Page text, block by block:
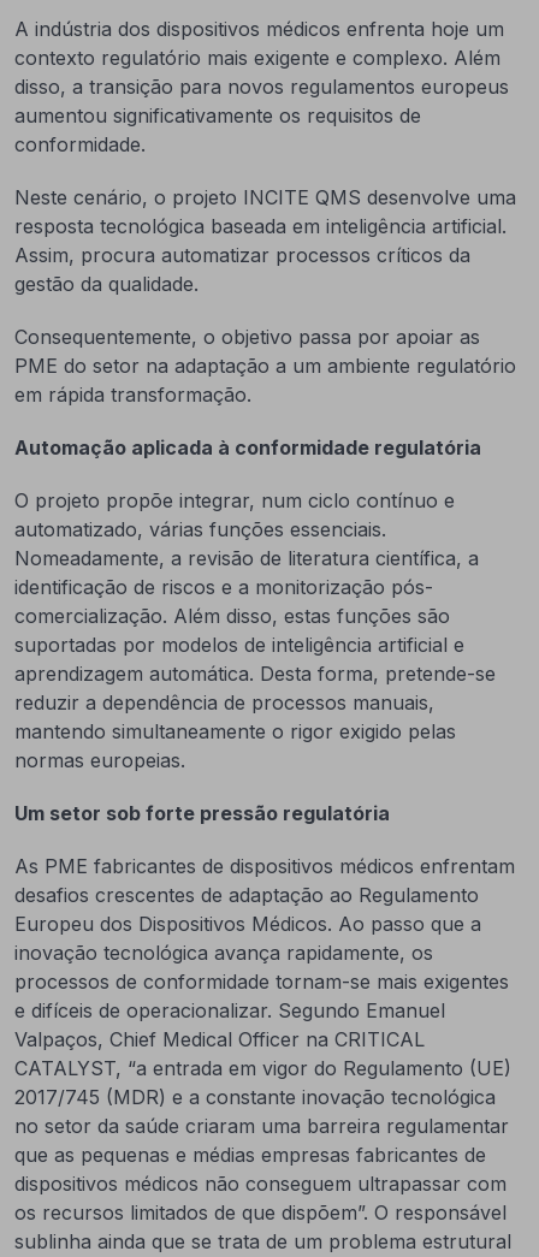
A indústria dos dispositivos médicos enfrenta hoje um
contexto regulatório mais exigente e complexo. Além
disso, a transição para novos regulamentos europeus
aumentou significativamente os requisitos de
conformidade.
Neste cenário, o projeto INCITE QMS desenvolve uma
resposta tecnológica baseada em inteligência artificial.
Assim, procura automatizar processos críticos da
gestão da qualidade.
Consequentemente, o objetivo passa por apoiar as
PME do setor na adaptação a um ambiente regulatório
em rápida transformação.
Automação aplicada à conformidade regulatória
O projeto propõe integrar, num ciclo contínuo e
automatizado, várias funções essenciais.
Nomeadamente, a revisão de literatura científica, a
identificação de riscos e a monitorização pós-
comercialização. Além disso, estas funções são
suportadas por modelos de inteligência artificial e
aprendizagem automática. Desta forma, pretende-se
reduzir a dependência de processos manuais,
mantendo simultaneamente o rigor exigido pelas
normas europeias.
Um setor sob forte pressão regulatória
As PME fabricantes de dispositivos médicos enfrentam
desafios crescentes de adaptação ao Regulamento
Europeu dos Dispositivos Médicos. Ao passo que a
inovação tecnológica avança rapidamente, os
processos de conformidade tornam-se mais exigentes
e difíceis de operacionalizar. Segundo Emanuel
Valpaços, Chief Medical Officer na CRITICAL
CATALYST, “a entrada em vigor do Regulamento (UE)
2017/745 (MDR) e a constante inovação tecnológica
no setor da saúde criaram uma barreira regulamentar
que as pequenas e médias empresas fabricantes de
dispositivos médicos não conseguem ultrapassar com
os recursos limitados de que dispõem”. O responsável
sublinha ainda que se trata de um problema estrutural